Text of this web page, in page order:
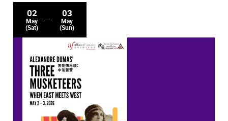
02
May
(Sat)
03
May
(Sun)